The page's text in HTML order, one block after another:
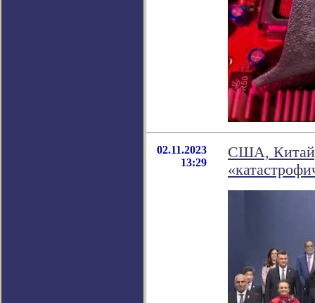
02.11.2023
13:29
США, Китай,